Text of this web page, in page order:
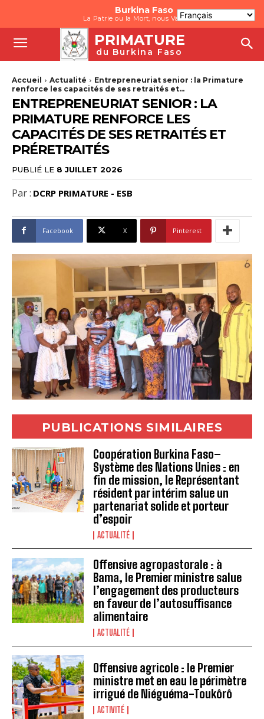
Burkina Faso
La Patrie ou la Mort, nous Vaincrons
PRIMATURE
du Burkina Faso
Accueil Actualité
Entrepreneuriat senior : la Primature
renforce les capacités de ses retraités et...
ENTREPRENEURIAT SENIOR : LA
PRIMATURE RENFORCE LES
CAPACITÉS DE SES RETRAITÉS ET
PRÉRETRAITÉS
PUBLIÉ LE 8 JUILLET 2026
Par : DCRP PRIMATURE - ESB
Facebook X Pinterest
PUBLICATIONS SIMILAIRES
Coopération Burkina Faso–
Système des Nations Unies : en
fin de mission, le Représentant
résident par intérim salue un
partenariat solide et porteur
d’espoir
ACTUALITÉ
Offensive agropastorale : à
Bama, le Premier ministre salue
l’engagement des producteurs
en faveur de l’autosuffisance
alimentaire
ACTUALITÉ
Offensive agricole : le Premier
ministre met en eau le périmètre
irrigué de Niéguéma-Toukôrô
ACTIVITÉ